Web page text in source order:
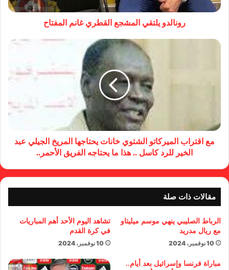
رونالدو يلتقي المشجع القطري غانم المفتاح
مع اقتراب الميركاتو الشتوي خانات يحتاجها المريخ الجيلي عبد
الخير للرد كاسل .. هذا ما يحتاجه الفريق الأحمر..
مقالات ذات صلة
الرباط الصليبي ينهي موسم ميليتاو
مع ريال مدريد
10 نوفمبر، 2024
تشاهد اليوم الأحد أهم المباريات
في كرة القدم
10 نوفمبر، 2024
مباراة فرنسا وإسرائيل بعد أيام..